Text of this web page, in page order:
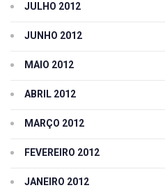
JULHO 2012
JUNHO 2012
MAIO 2012
ABRIL 2012
MARÇO 2012
FEVEREIRO 2012
JANEIRO 2012